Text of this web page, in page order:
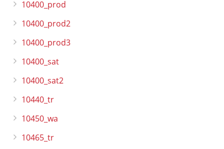
10400_prod
10400_prod2
10400_prod3
10400_sat
10400_sat2
10440_tr
10450_wa
10465_tr